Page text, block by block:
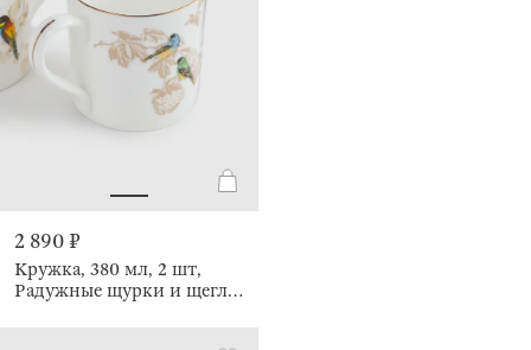
2 890 ₽
Кружка, 380 мл, 2 шт,
Радужные щурки и щеглы,